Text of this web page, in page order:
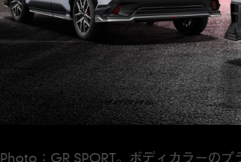
Photo：GR SPORT。ボディカラーの